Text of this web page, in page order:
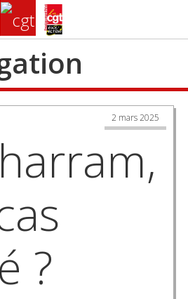
2 mars 2025
?